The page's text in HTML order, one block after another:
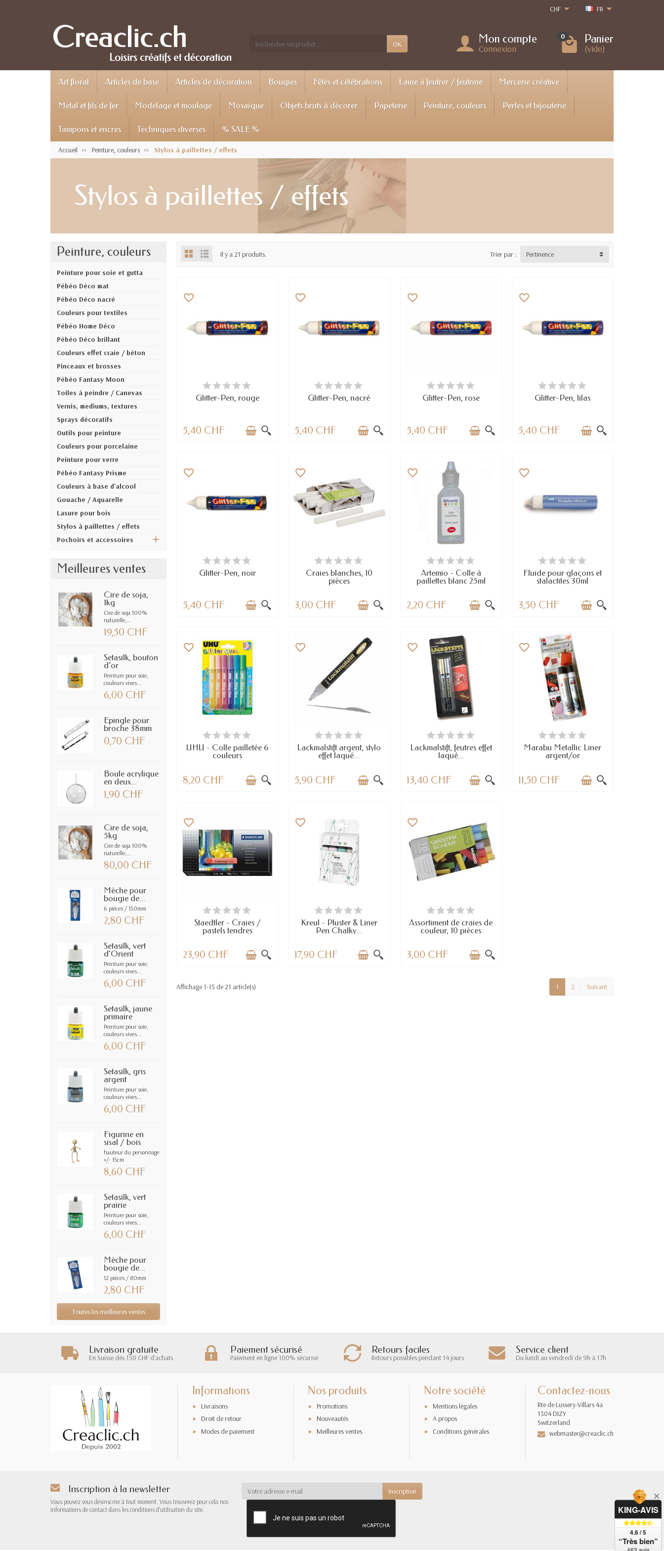
CHF FR
OK Mon compte
Connexion
0 Panier
(vide)
Art floral Articles de base Articles de décoration Bougies Fêtes et célébrations Laine à feutrer / feutrine Mercerie créative
Metal et fils de fer Modelage et moulage Mosaïque Objets bruts à décorer Papeterie Peinture, couleurs Perles et bijouterie
Tampons et encres Techniques diverses % SALE %
Accueil Peinture, couleurs Stylos à paillettes / effets
Stylos à paillettes / effets
Peinture, couleurs
Peinture pour soie et gutta
Pébéo Déco mat
Pébéo Déco nacré
Couleurs pour textiles
Pébéo Home Déco
Pébéo Déco brillant
Couleurs effet craie / béton
Pinceaux et brosses
Pébéo Fantasy Moon
Toiles à peindre / Canevas
Vernis, mediums, textures
Sprays décoratifs
Outils pour peinture
Couleurs pour porcelaine
Peinture pour verre
Pébéo Fantasy Prisme
Couleurs à base d'alcool
Gouache / Aquarelle
Lasure pour bois
Stylos à paillettes / effets
Pochoirs et accessoires
Meilleures ventes
Cire de soja,
1kg
Cire de soja 100%
naturelle,...
19,50 CHF
Setasilk, bouton
d'or
Peinture pour soie,
couleurs vives...
6,00 CHF
Epingle pour
broche 38mm
0,70 CHF
Boule acrylique
en deux...
1,90 CHF
Cire de soja,
5kg
Cire de soja 100%
naturelle,...
80,00 CHF
Mèche pour
bougie de...
6 pièces / 150mm
2,80 CHF
Setasilk, vert
d'Orient
Peinture pour soie,
couleurs vives...
6,00 CHF
Setasilk, jaune
primaire
Peinture pour soie,
couleurs vives...
6,00 CHF
Setasilk, gris
argent
Peinture pour soie,
couleurs vives...
6,00 CHF
Figurine en
sisal / bois
hauteur du personnage
+/- 15cm
8,60 CHF
Setasilk, vert
prairie
Peinture pour soie,
couleurs vives...
6,00 CHF
Mèche pour
bougie de...
12 pièces / 80mm
2,80 CHF
Toutes les meilleures ventes
Il y a 21 produits. Trier par : Pertinence
EN STOCK
favorite_border
Glitter-Pen, rouge
5,40 CHF
EN STOCK
favorite_border
Glitter-Pen, nacré
5,40 CHF
DERNIERS ARTICLES EN STOCK
favorite_border
Glitter-Pen, rose
5,40 CHF
EN STOCK
favorite_border
Glitter-Pen, lilas
5,40 CHF
DERNIERS ARTICLES EN STOCK
favorite_border
Glitter-Pen, noir
5,40 CHF
EN STOCK
favorite_border
Craies blanches, 10
pièces
3,00 CHF
EN STOCK
favorite_border
Artemio - Colle à
paillettes blanc 25ml
2,20 CHF
EN STOCK
favorite_border
Fluide pour glaçons et
stalactites 30ml
3,50 CHF
EN STOCK
favorite_border
UHU - Colle pailletée 6
couleurs
8,20 CHF
EN STOCK
favorite_border
Lackmalstift argent, stylo
effet laqué...
5,90 CHF
EN STOCK
favorite_border
Lackmalstift, feutres effet
laqué...
13,40 CHF
EN STOCK
favorite_border
Marabu Metallic Liner
argent/or
11,50 CHF
DERNIERS ARTICLES EN STOCK
favorite_border
Staedtler - Craies /
pastels tendres
23,90 CHF
EN STOCK
favorite_border
Kreul - Pluster & Liner
Pen Chalky...
17,90 CHF
DERNIERS ARTICLES EN STOCK
favorite_border
Assortiment de craies de
couleur, 10 pièces
3,00 CHF
Affichage 1-15 de 21 article(s) 1 2 Suivant
Livraison gratuite
En Suisse dès 150 CHF d'achats
Paiement sécurisé
Paiement en ligne 100% sécurisé
Retours faciles
Retours possibles pendant 14 jours
Service client
Du lundi au vendredi de 9h à 17h
Informations
Livraisons
Droit de retour
Modes de paiement
Nos produits
Promotions
Nouveautés
Meilleures ventes
Notre société
Mentions légales
A propos
Conditions générales
Contactez-nous
Rte de Lussery-Villars 4a
1304 DIZY
Switzerland
webmaster@creaclic.ch
Inscription à la newsletter
Vous pouvez vous désinscrire à tout moment. Vous trouverez pour cela nos
informations de contact dans les conditions d'utilisation du site.
KING-AVIS
4.6 / 5
“Très bien”